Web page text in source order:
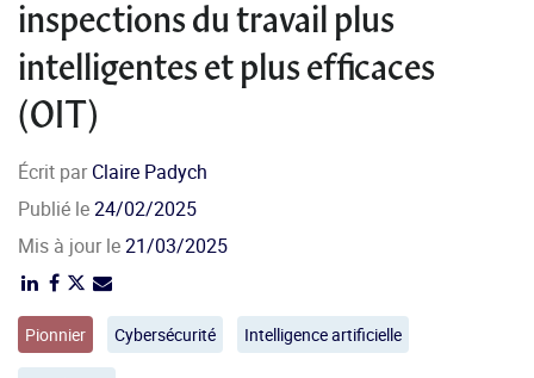
inspections du travail plus
intelligentes et plus efficaces
(OIT)
Écrit parClaire Padych
Publié le24/02/2025
Mis à jour le21/03/2025
Pionnier Cybersécurité Intelligence artificielle